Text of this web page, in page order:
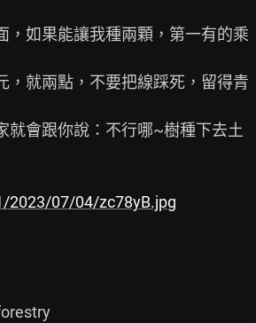
，如果能讓我種兩顆，第一有的乘
，就兩點，不要把線踩死，留得青
就會跟你說：不行哪~樹種下去土
2023/07/04/zc78yB.jpg